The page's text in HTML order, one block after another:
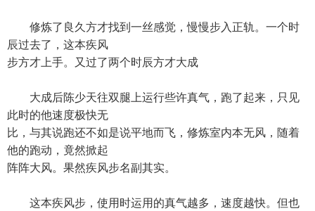
修炼了良久方才找到一丝感觉，慢慢步入正轨。一个时
辰过去了，这本疾风
步方才上手。又过了两个时辰方才大成
大成后陈少天往双腿上运行些许真气，跑了起来，只见
此时的他速度极快无
比，与其说跑还不如是说平地而飞，修炼室内本无风，随着
他的跑动，竟然掀起
阵阵大风。果然疾风步名副其实。
这本疾风步，使用时运用的真气越多，速度越快。但也